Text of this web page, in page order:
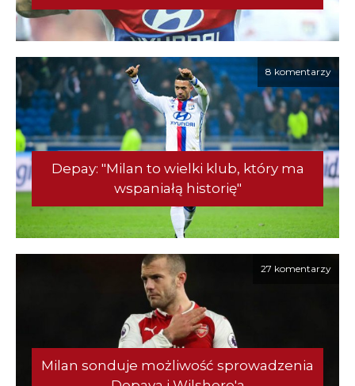
8 komentarzy
Depay: "Milan to wielki klub, który ma
wspaniałą historię"
27 komentarzy
Milan sonduje możliwość sprowadzenia